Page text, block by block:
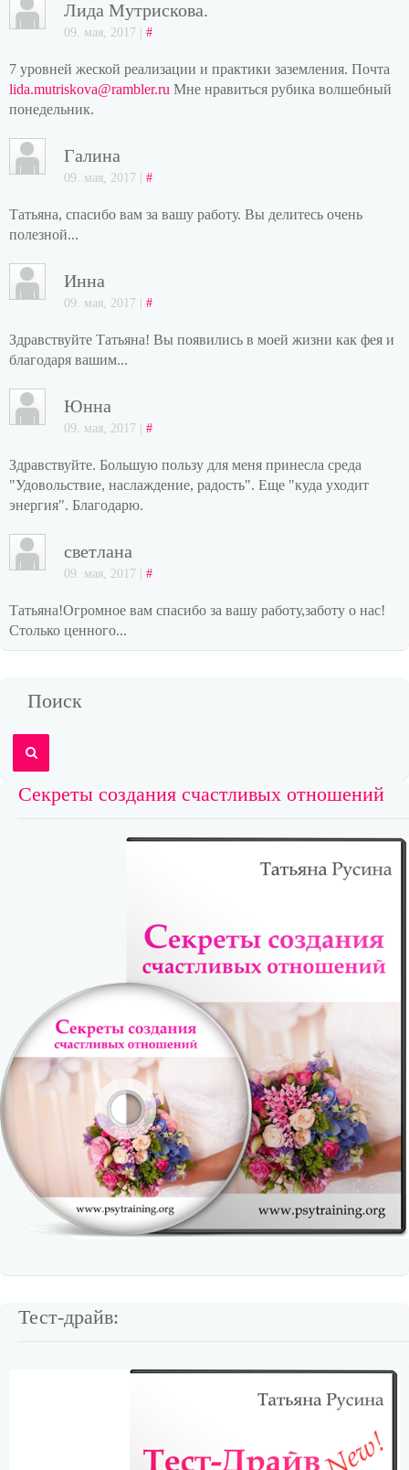
Лида Мутрискова.
09. мая, 2017 | #
7 уровней жеской реализации и практики заземления. Почта
lida.mutriskova@rambler.ru Мне нравиться рубика волшебный
понедельник.
Галина
09. мая, 2017 | #
Татьяна, спасибо вам за вашу работу. Вы делитесь очень
полезной...
Инна
09. мая, 2017 | #
Здравствуйте Татьяна! Вы появились в моей жизни как фея и
благодаря вашим...
Юнна
09. мая, 2017 | #
Здравствуйте. Большую пользу для меня принесла среда
"Удовольствие, наслаждение, радость". Еще "куда уходит
энергия". Благодарю.
светлана
09. мая, 2017 | #
Татьяна!Огромное вам спасибо за вашу работу,заботу о нас!
Столько ценного...
Поиск
Секреты создания счастливых отношений
Тест-драйв: